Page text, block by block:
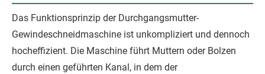
Das Funktionsprinzip der Durchgangsmutter-
Gewindeschneidmaschine ist unkompliziert und dennoch
hocheffizient. Die Maschine führt Muttern oder Bolzen
durch einen geführten Kanal, in dem der